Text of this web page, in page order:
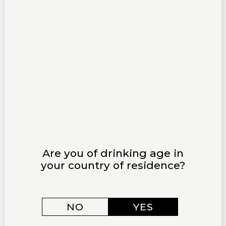
POURQUOI CHOISIR LE
Are you of drinking age in
your country of residence?
NO YES